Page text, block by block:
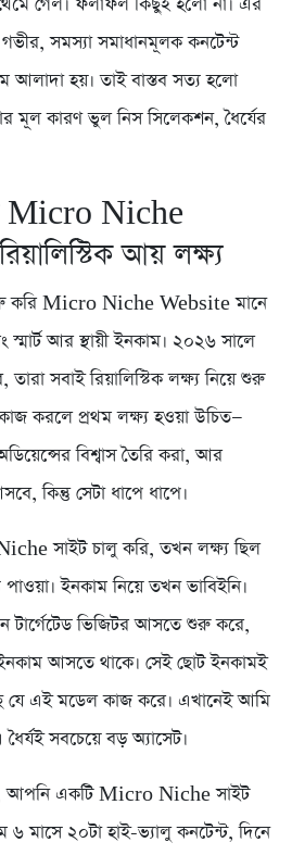
গেল। ফলাফল কিছুই হলো না। এর
সমস্যা সমাধানমূলক কনটেন্ট
আলাদা হয়। তাই বাস্তব সত্য হলো
কারণ ভুল নিস সিলেকশন, ধৈর্যের
Micro Niche
আয় লক্ষ্য
করি Micro Niche Website মানে
স্মার্ট আর স্থায়ী ইনকাম। ২০২৬ সালে
সবাই রিয়ালিস্টিক লক্ষ্য নিয়ে শুরু
করলে প্রথম লক্ষ্য হওয়া উচিত—
বিশ্বাস তৈরি করা, আর
কিন্তু সেটা ধাপে ধাপে।
সাইট চালু করি, তখন লক্ষ্য ছিল
ইনকাম নিয়ে তখন ভাবিইনি।
ভিজিটর আসতে শুরু করে,
আসতে থাকে। সেই ছোট ইনকামই
যে এই মডেল কাজ করে। এখানেই আমি
সবচেয়ে বড় অ্যাসেট।
আপনি একটি Micro Niche সাইট
৬ মাসে ২০টা হাই-ভ্যালু কনটেন্ট, দিনে